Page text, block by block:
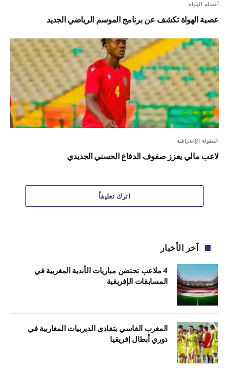
أقسام الهواة
عصبة الهواة تكشف عن برنامج الموسم الرياضي الجديد
البطولة الإحترافية
لاعب مالي يعزز صفوف الدفاع الحسني الجديدي
اترك تعليقاً
آخر الأخبار
4 ملاعب تحتضن مباريات الأندية المغربية في
المسابقات الإفريقية
المغرب الفاسي يتفادى الديربيات المغاربية في
دوري أبطال إفريقيا